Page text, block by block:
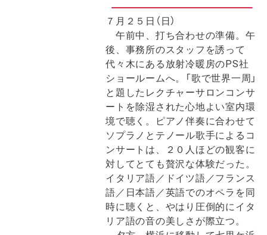
７月２５日（日）
午前中、打ち合わせの準備。午
後、事務所のスタッフを誘って
代々木にある放射冷暖房のPS社
ショールームへ。「歌で世界一周」
と題したレクチャーサロンコンサ
ートを除湿された心地よい室内環
境で聴く。ピアノ伴奏に合わせて
ソプラノとテノール歌手によるコ
ンサートは、２０人ほどの観客に
対してとても贅沢な体験だった。
イタリア語／ドイツ語／フランス
語／日本語／英語でのオペラを同
時に聴くと、やはり圧倒的にイタ
リア語の音の美しさが際立つ。